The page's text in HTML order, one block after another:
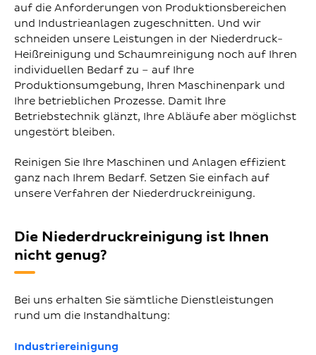
auf die Anforderungen von Produktionsbereichen
und Industrieanlagen zugeschnitten. Und wir
schneiden unsere Leistungen in der Niederdruck-
Heißreinigung und Schaumreinigung noch auf Ihren
individuellen Bedarf zu – auf Ihre
Produktionsumgebung, Ihren Maschinenpark und
Ihre betrieblichen Prozesse. Damit Ihre
Betriebstechnik glänzt, Ihre Abläufe aber möglichst
ungestört bleiben.
Reinigen Sie Ihre Maschinen und Anlagen effizient
ganz nach Ihrem Bedarf. Setzen Sie einfach auf
unsere Verfahren der Niederdruckreinigung.
Die Niederdruckreinigung ist Ihnen
nicht genug?
Bei uns erhalten Sie sämtliche Dienstleistungen
rund um die Instandhaltung:
Industriereinigung